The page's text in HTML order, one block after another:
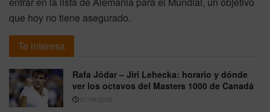
que hoy no tiene asegurado.
Te interesa
Rafa Jódar – Jiri Lehecka: horario y dónde
ver los octavos del Masters 1000 de Canadá
07/08/2026